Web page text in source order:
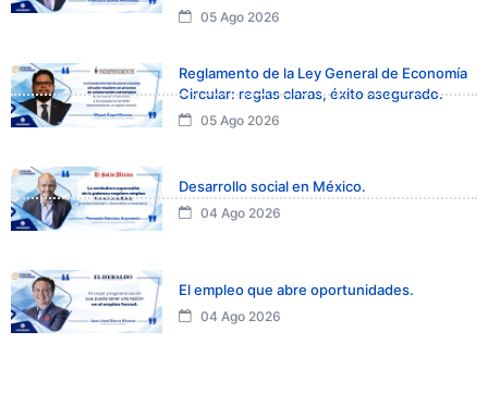
05 Ago 2026
Reglamento de la Ley General de Economía
Circular: reglas claras, éxito asegurado.
05 Ago 2026
Desarrollo social en México.
04 Ago 2026
El empleo que abre oportunidades.
04 Ago 2026